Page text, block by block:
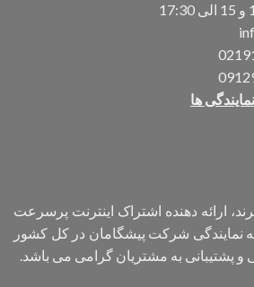
ها
ارائه دهنده اشتراک اینترنت پرسرعت
نمایندگی شرکت پیشگامان در کل کشور
و پشتیبانی به مشتریان گرامی می باشد.